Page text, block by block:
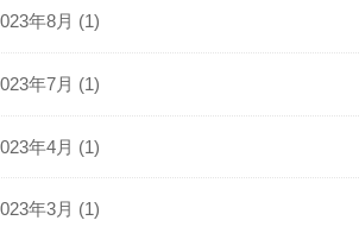
年8月 (1)
年7月 (1)
年4月 (1)
年3月 (1)